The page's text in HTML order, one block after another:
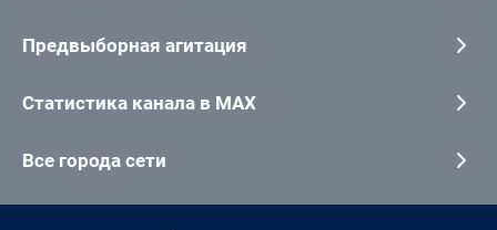
Предвыборная агитация
Статистика канала в MAX
Все города сети